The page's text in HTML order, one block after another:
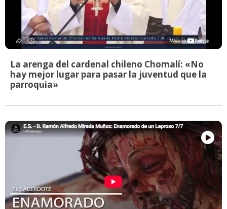
La arenga del cardenal chileno Chomalí: «No
hay mejor lugar para pasar la juventud que la
parroquia»